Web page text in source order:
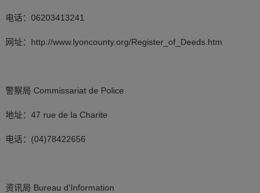
电话：06203413241
网址：http://www.lyoncounty.org/Register_of_Deeds.htm
警察局 Commissariat de Police
地址：47 rue de la Charite
电话：(04)78422656
资讯局 Bureau d'Information